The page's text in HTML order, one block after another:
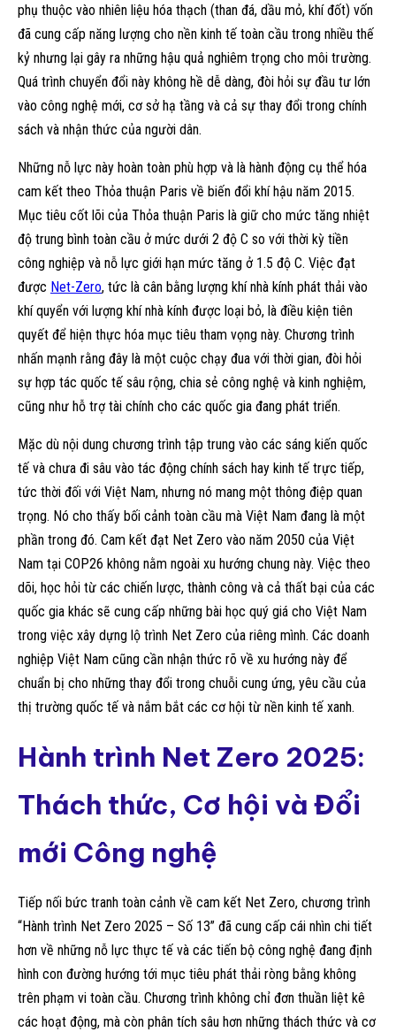
phụ thuộc vào nhiên liệu hóa thạch (than đá, dầu mỏ, khí đốt) vốn
đã cung cấp năng lượng cho nền kinh tế toàn cầu trong nhiều thế
kỷ nhưng lại gây ra những hậu quả nghiêm trọng cho môi trường.
Quá trình chuyển đổi này không hề dễ dàng, đòi hỏi sự đầu tư lớn
vào công nghệ mới, cơ sở hạ tầng và cả sự thay đổi trong chính
sách và nhận thức của người dân.
Những nỗ lực này hoàn toàn phù hợp và là hành động cụ thể hóa
cam kết theo Thỏa thuận Paris về biến đổi khí hậu năm 2015.
Mục tiêu cốt lõi của Thỏa thuận Paris là giữ cho mức tăng nhiệt
độ trung bình toàn cầu ở mức dưới 2 độ C so với thời kỳ tiền
công nghiệp và nỗ lực giới hạn mức tăng ở 1.5 độ C. Việc đạt
được Net-Zero, tức là cân bằng lượng khí nhà kính phát thải vào
khí quyển với lượng khí nhà kính được loại bỏ, là điều kiện tiên
quyết để hiện thực hóa mục tiêu tham vọng này. Chương trình
nhấn mạnh rằng đây là một cuộc chạy đua với thời gian, đòi hỏi
sự hợp tác quốc tế sâu rộng, chia sẻ công nghệ và kinh nghiệm,
cũng như hỗ trợ tài chính cho các quốc gia đang phát triển.
Mặc dù nội dung chương trình tập trung vào các sáng kiến quốc
tế và chưa đi sâu vào tác động chính sách hay kinh tế trực tiếp,
tức thời đối với Việt Nam, nhưng nó mang một thông điệp quan
trọng. Nó cho thấy bối cảnh toàn cầu mà Việt Nam đang là một
phần trong đó. Cam kết đạt Net Zero vào năm 2050 của Việt
Nam tại COP26 không nằm ngoài xu hướng chung này. Việc theo
dõi, học hỏi từ các chiến lược, thành công và cả thất bại của các
quốc gia khác sẽ cung cấp những bài học quý giá cho Việt Nam
trong việc xây dựng lộ trình Net Zero của riêng mình. Các doanh
nghiệp Việt Nam cũng cần nhận thức rõ về xu hướng này để
chuẩn bị cho những thay đổi trong chuỗi cung ứng, yêu cầu của
thị trường quốc tế và nắm bắt các cơ hội từ nền kinh tế xanh.
Hành trình Net Zero 2025:
Thách thức, Cơ hội và Đổi
mới Công nghệ
Tiếp nối bức tranh toàn cảnh về cam kết Net Zero, chương trình
“Hành trình Net Zero 2025 – Số 13” đã cung cấp cái nhìn chi tiết
hơn về những nỗ lực thực tế và các tiến bộ công nghệ đang định
hình con đường hướng tới mục tiêu phát thải ròng bằng không
trên phạm vi toàn cầu. Chương trình không chỉ đơn thuần liệt kê
các hoạt động, mà còn phân tích sâu hơn những thách thức và cơ